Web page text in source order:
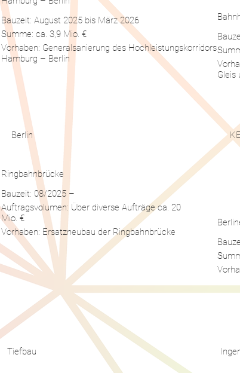
Bauzeit: August 2025 bis März 2026
Summe: ca. 3,9 Mio. €
Vorhaben: Generalsanierung des Hochleistungskorridors
Hamburg – Berlin
Gleis
Berlin
Ringbahnbrücke
Bauzeit: 08/2025 –
Auftragsvolumen: Über diverse Aufträge ca. 20
Mio. €
Vorhaben: Ersatzneubau der Ringbahnbrücke
​Tiefbau